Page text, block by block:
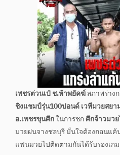
เพชรต่วนเป๋ ช.ห้าพยัคฆ์สภาพร่าง
ชิงแชมป์รุ่น100ปอนด์เวทีมวยสย
อ.เพชรขุนศึกในการชกศึกจ้าวมว
มวยฝนจางชลบุรี มั่นใจต้องถอนแ
แฟนมวยไปติดตามกันได้รับรองเก